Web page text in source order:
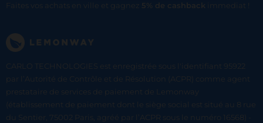
Faites vos achats en ville et gagnez 5% de cashback immediat !
CARLO TECHNOLOGIES est enregistrée sous l'identifiant 95922
par l’Autorité de Contrôle et de Résolution (ACPR) comme agent
prestataire de services de paiement de Lemonway
(établissement de paiement dont le siège social est situé au 8 rue
du Sentier, 75002 Paris, agréé par l’ACPR sous le numéro 16568) -